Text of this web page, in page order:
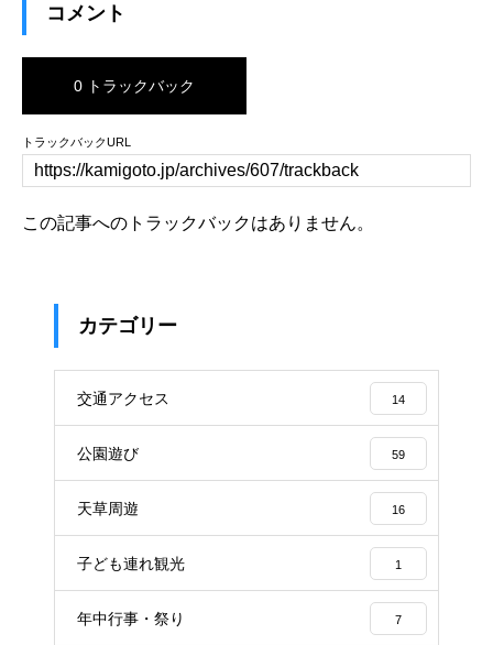
コメント
0 トラックバック
トラックバックURL
この記事へのトラックバックはありません。
カテゴリー
交通アクセス 14
公園遊び 59
天草周遊 16
子ども連れ観光 1
年中行事・祭り 7